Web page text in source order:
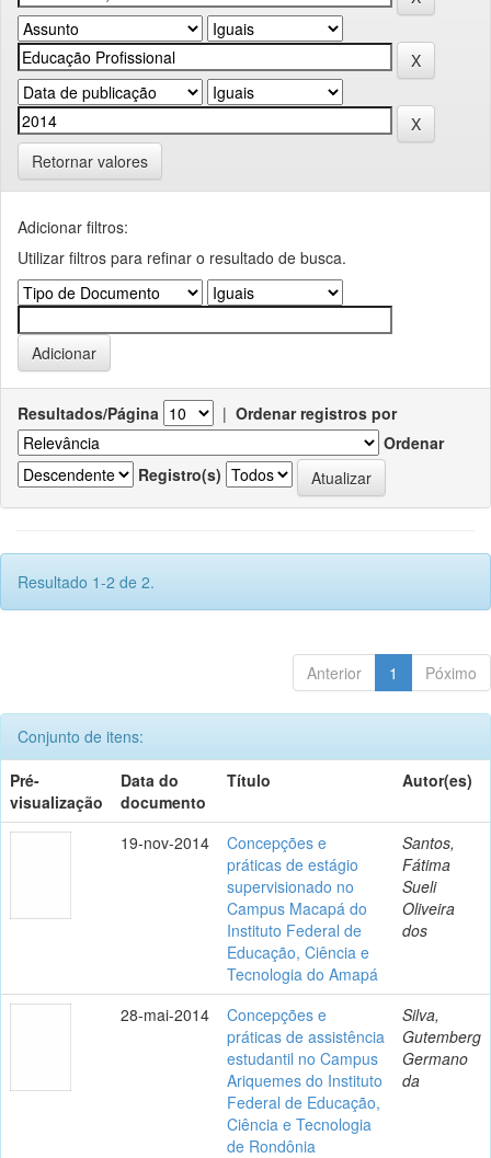
Retornar valores
Adicionar filtros:
Utilizar filtros para refinar o resultado de busca.
Resultados/Página | Ordenar registros por
Ordenar
Registro(s)
Resultado 1-2 de 2.
Anterior 1 Póximo
Conjunto de itens:
Pré-
visualização
Data do
documento
Título Autor(es)
19-nov-2014
Concepções e
práticas de estágio
supervisionado no
Campus Macapá do
Instituto Federal de
Educação, Ciência e
Tecnologia do Amapá
Santos,
Fátima
Sueli
Oliveira
dos
28-mai-2014
Concepções e
práticas de assistência
estudantil no Campus
Ariquemes do Instituto
Federal de Educação,
Ciência e Tecnologia
de Rondônia
Silva,
Gutemberg
Germano
da